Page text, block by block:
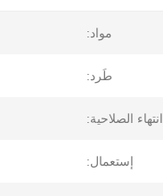
مواد:
طَرد:
انتهاء الصلاحية:
إستعمال: